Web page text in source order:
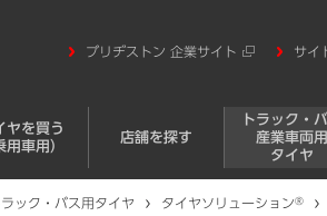
サイ
ブリヂストン 企業サイト
ヤを買う
用車用）
店舗を探す
トラック・
産業車両用
タイヤ
ラック・バス用タイヤ タイヤソリューション®